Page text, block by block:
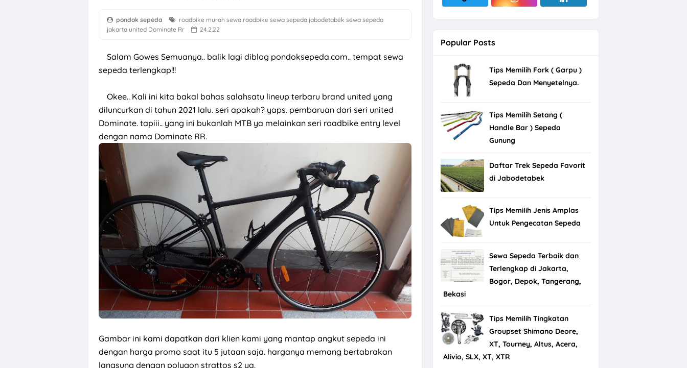
pondok sepeda roadbike murah sewa roadbike sewa sepeda jabodetabek sewa sepeda
jakarta united Dominate Rr 24.2.22
Salam Gowes Semuanya.. balik lagi diblog pondoksepeda.com.. tempat sewa
sepeda terlengkap!!!
Okee.. Kali ini kita bakal bahas salahsatu lineup terbaru brand united yang
diluncurkan di tahun 2021 lalu. seri apakah? yaps. pembaruan dari seri united
Dominate. tapiii.. yang ini bukanlah MTB ya melainkan seri roadbike entry level
dengan nama Dominate RR.
Gambar ini kami dapatkan dari klien kami yang mantap angkut sepeda ini
dengan harga promo saat itu 5 jutaan saja. harganya memang bertabrakan
langsung dengan polygon strattos s2 ya.
Popular Posts
Tips Memilih Fork ( Garpu )
Sepeda Dan Menyetelnya.
Tips Memilih Setang (
Handle Bar ) Sepeda
Gunung
Daftar Trek Sepeda Favorit
di Jabodetabek
Tips Memilih Jenis Amplas
Untuk Pengecatan Sepeda
Sewa Sepeda Terbaik dan
Terlengkap di Jakarta,
Bogor, Depok, Tangerang,
Bekasi
Tips Memilih Tingkatan
Groupset Shimano Deore,
XT, Tourney, Altus, Acera,
Alivio, SLX, XT, XTR